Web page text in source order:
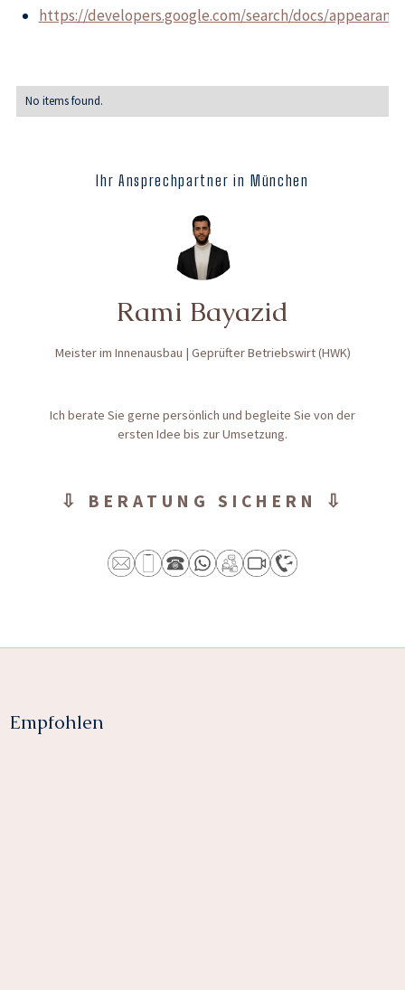
https://developers.google.com/search/docs/
No items found.
Ihr Ansprechpartner in München
Rami Bayazid
Meister im Innenausbau | Geprüfter Betriebswirt (HWK)
Ich berate Sie gerne persönlich und begleite Sie von der
ersten Idee bis zur Umsetzung.
⇩ BERATUNG SICHERN ⇩
Empfohlen